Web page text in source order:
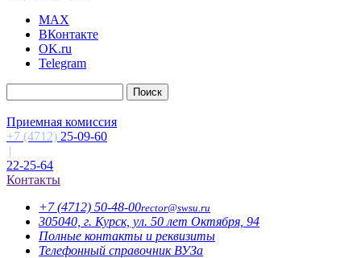
MAX
ВКонтакте
OK.ru
Telegram
Приемная комиссия
+7 (4712) 25-09-60
|
22-25-64
Контакты
+7 (4712) 50-48-00rector@swsu.ru
305040, г. Курск, ул. 50 лет Октября, 94
Полные контакты и реквизиты
Телефонный справочник ВУЗа